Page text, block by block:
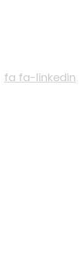
fa fa-linkedin